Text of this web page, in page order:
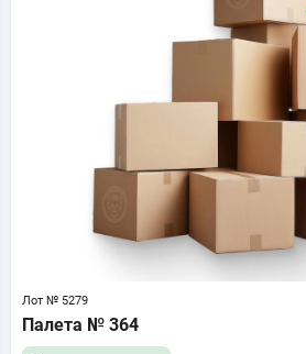
Лот № 5279
Палета № 364